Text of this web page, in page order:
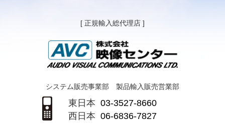
[ 正規輸入総代理店 ]
システム販売事業部 製品輸入販売営業部
東日本 03-3527-8660
西日本 06-6836-7827